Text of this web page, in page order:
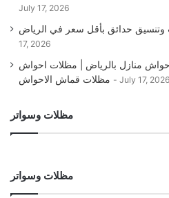
July 17, 2026
وتنسيق حدائق بأقل سعر في الرياض
17, 2026
منازل بالرياض | مظلات احواش
مظلات قماش الاحواش
July 17, 2026
مظلات وسواتر
مظلات وسواتر